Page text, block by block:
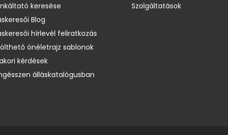
keresése
Blog
hírlevél feliratkozás
önéletrajz sablonok
kérdések
álláskatalógusban
Szolgáltatások